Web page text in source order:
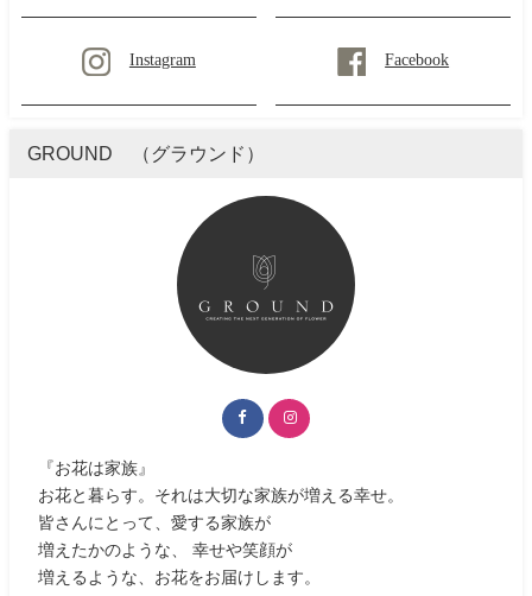
Instagram Facebook
GROUND （グラウンド）
『お花は家族』
お花と暮らす。それは大切な家族が増える幸せ。
皆さんにとって、愛する家族が
増えたかのような、 幸せや笑顔が
増えるような、お花をお届けします。